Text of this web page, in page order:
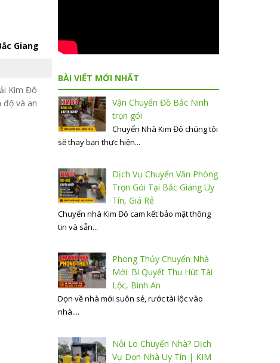
Giang
Kim Đô
độ và an
BÀI VIẾT MỚI NHẤT
Vận Chuyển Đồ Bắc Ninh
trọn gói
Chuyển Nhà Kim Đô chúng tôi
sẽ thay bạn thực hiện...
Dịch Vụ Chuyển Văn Phòng
Trọn Gói Tại Bắc Giang Uy
Tín, Giá Rẻ
Chuyển nhà Kim Đô cam kết bảo mật thông
tin và sẵn...
Phong Thủy Chuyển Nhà
Mới: Bí Quyết Thu Hút Tài
Lộc, Bình An
Dọn về nhà mới suôn sẻ, rước tài lộc vào
nhà....
Nỗi Lo Chuyển Nhà? Dịch
Vụ Dọn Nhà Uy Tín | KIM